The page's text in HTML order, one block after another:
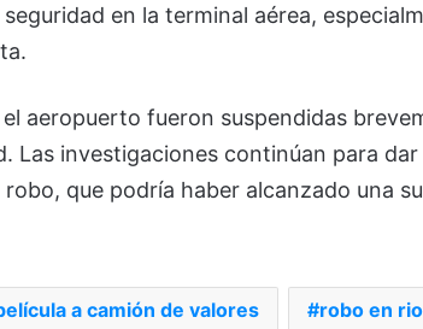
en la terminal aérea,
aeropuerto fueron suspendidas
Las investigaciones continúan para
que podría haber alcanzado una
a camión de valores robo en